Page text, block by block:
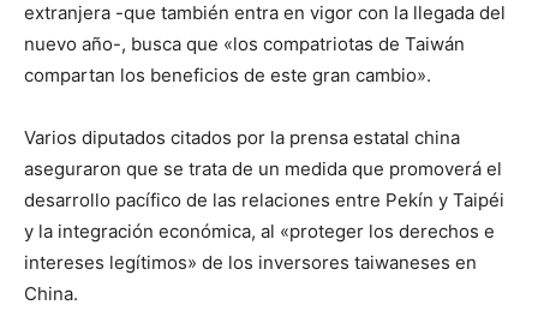
extranjera -que también entra en vigor con la llegada del
nuevo año-, busca que «los compatriotas de Taiwán
compartan los beneficios de este gran cambio».
Varios diputados citados por la prensa estatal china
aseguraron que se trata de un medida que promoverá el
desarrollo pacífico de las relaciones entre Pekín y Taipéi
y la integración económica, al «proteger los derechos e
intereses legítimos» de los inversores taiwaneses en
China.